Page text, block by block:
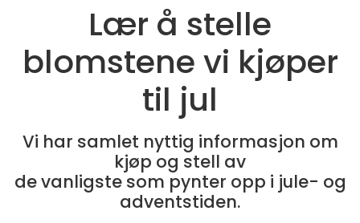
Lær å stelle
blomstene vi kjøper
til jul
Vi har samlet nyttig informasjon om
kjøp og stell av
de vanligste som pynter opp i jule- og
adventstiden.